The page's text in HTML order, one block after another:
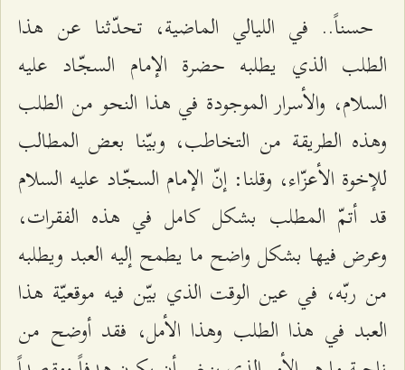
حسناً.. في الليالي الماضية، تحدّثنا عن هذا
الطلب الذي يطلبه حضرة الإمام السجّاد عليه
السلام، والأسرار الموجودة في هذا النحو من الطلب
وهذه الطريقة من التخاطب، وبيّنا بعض المطالب
للإخوة الأعزّاء، وقلنا: إنّ الإمام السجّاد عليه السلام
قد أتمّ المطلب بشكل كامل في هذه الفقرات،
وعرض فيها بشكل واضح ما يطمح إليه العبد ويطلبه
من ربّه، في عين الوقت الذي بيّن فيه موقعيّة هذا
العبد في هذا الطلب وهذا الأمل، فقد أوضح من